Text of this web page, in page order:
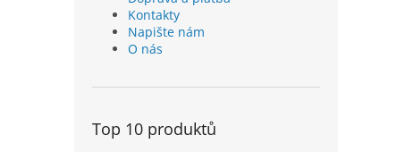
Kontakty
Napište nám
O nás
Top 10 produktů